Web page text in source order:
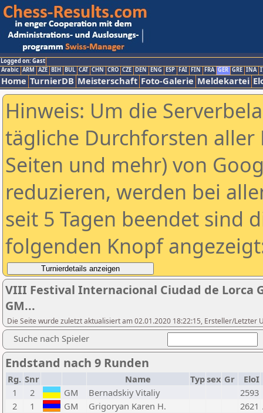
Logged on: Gast
Arabic ARM AZE BIH BUL CAT CHN CRO CZE DEN ENG ESP FAI FIN FRA GER GRE INA
Home TurnierDB Meisterschaft Foto-Galerie Meldekartei
Hinweis: Um die
tägliche Durchforsten aller
Seiten und mehr) von
reduzieren, werden bei
seit 5 Tagen beendet sind
folgenden Knopf
VIII Festival Internacional Ciudad de Lorca
GM...
Die Seite wurde zuletzt aktualisiert am 02.01.2020 18:22:15, Ersteller/Letzter
Suche nach Spieler
Endstand nach 9 Runden
Rg. Snr Name Typsex Gr
EloI
1
2 GM Bernadskiy Vitaliy 2593
2
1 GM Grigoryan Karen H. 2621